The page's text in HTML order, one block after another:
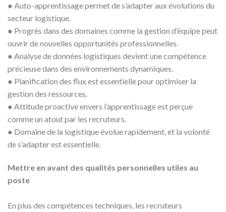
● Auto-apprentissage permet de s’adapter aux évolutions du
secteur logistique.
● Progrès dans des domaines comme la gestion d’équipe peut
ouvrir de nouvelles opportunités professionnelles.
● Analyse de données logistiques devient une compétence
précieuse dans des environnements dynamiques.
● Planification des flux est essentielle pour optimiser la
gestion des ressources.
● Attitude proactive envers l’apprentissage est perçue
comme un atout par les recruteurs.
● Domaine de la logistique évolue rapidement, et la volonté
de s’adapter est essentielle.
Mettre en avant des qualités personnelles utiles au
poste
En plus des compétences techniques, les recruteurs